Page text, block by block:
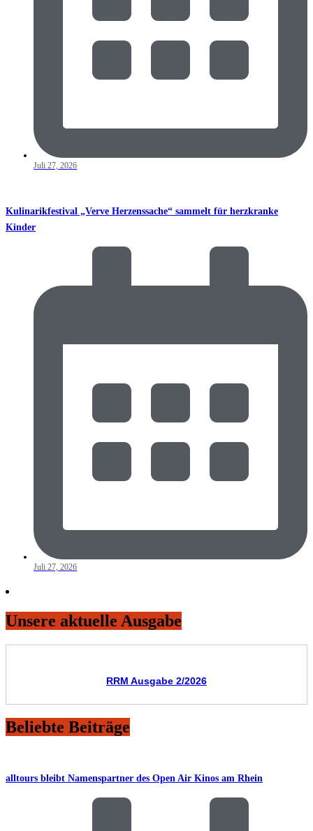
Juli 27, 2026
Kulinarikfestival „Verve Herzenssache“ sammelt für herzkranke
Kinder
Juli 27, 2026
Unsere aktuelle Ausgabe
RRM Ausgabe 2/2026
Beliebte Beiträge
alltours bleibt Namenspartner des Open Air Kinos am Rhein